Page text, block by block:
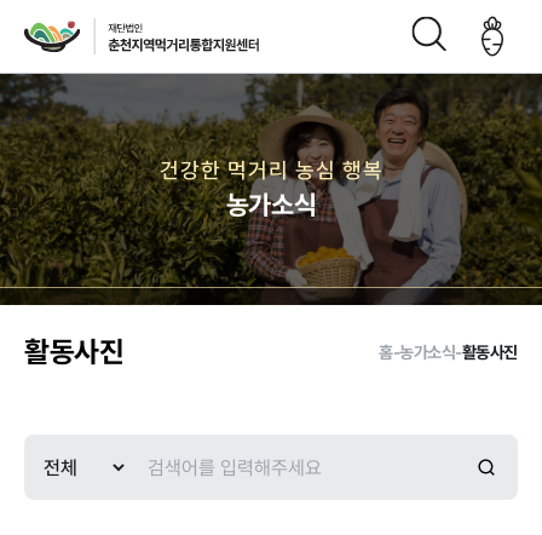
재단소개
인사말 CI
재단연
혁
재단비
조직구
성도
오시는
길
건강한 먹거리 농심 행복
농가소식
활동사진 홈-농가소식-활동사진